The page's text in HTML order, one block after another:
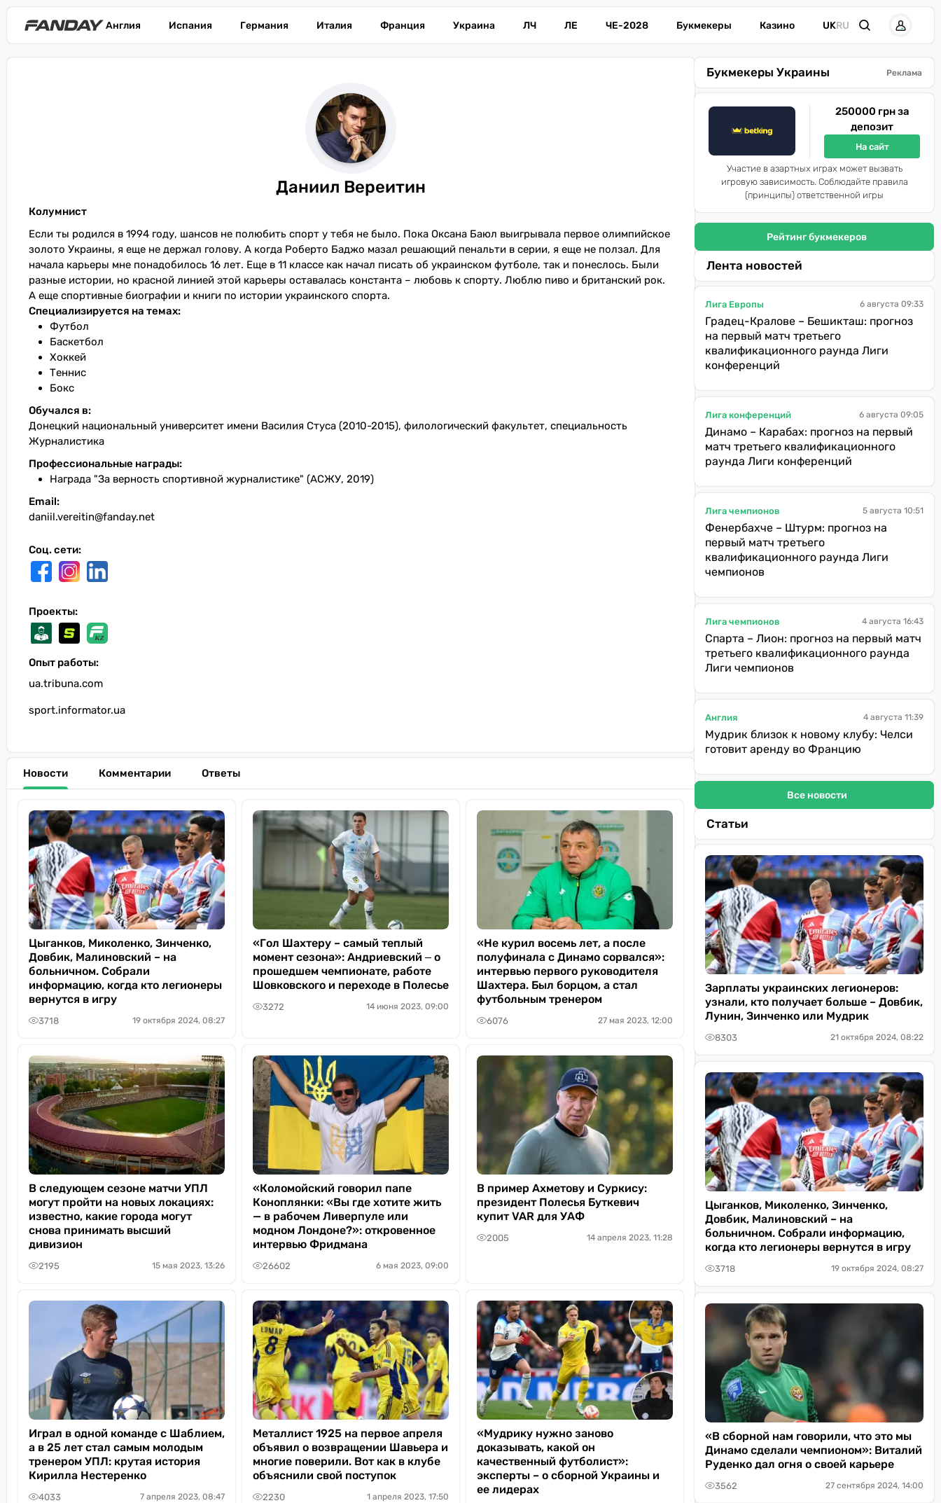
Англия Испания Германия Италия Франция Украина ЛЧ ЛЕ ЧЕ-2028 Букмекеры Казино UKRU
Даниил Вереитин
Колумнист
Если ты родился в 1994 году, шансов не полюбить спорт у тебя не было. Пока Оксана Баюл выигрывала первое олимпийское
золото Украины, я еще не держал голову. А когда Роберто Баджо мазал решающий пенальти в серии, я еще не ползал. Для
начала карьеры мне понадобилось 16 лет. Еще в 11 классе как начал писать об украинском футболе, так и понеслось. Были
разные истории, но красной линией этой карьеры оставалась константа – любовь к спорту. Люблю пиво и британский рок.
А еще спортивные биографии и книги по истории украинского спорта.
Специализируется на темах:
Футбол
Баскетбол
Хоккей
Теннис
Бокс
Обучался в:
Донецкий национальный университет имени Василия Стуса (2010-2015), филологический факультет, специальность
Журналистика
Профессиональные награды:
Награда "За верность спортивной журналистике" (АСЖУ, 2019)
Email:
daniil.vereitin@fanday.net
Соц. сети:
Проекты:
Опыт работы:
ua.tribuna.com
sport.informator.ua
Новости Комментарии Ответы
Цыганков, Миколенко, Зинченко,
Довбик, Малиновский – на
больничном. Собрали
информацию, когда кто легионеры
вернутся в игру
3718 19 октября 2024, 08:27
«Гол Шахтеру – самый теплый
момент сезона»: Андриевский ‒ о
прошедшем чемпионате, работе
Шовковского и переходе в Полесье
3272 14 июня 2023, 09:00
«Не курил восемь лет, а после
полуфинала с Динамо сорвался»:
интервью первого руководителя
Шахтера. Был борцом, а стал
футбольным тренером
6076 27 мая 2023, 12:00
В следующем сезоне матчи УПЛ
могут пройти на новых локациях:
известно, какие города могут
снова принимать высший
дивизион
2195 15 мая 2023, 13:26
«Коломойский говорил папе
Коноплянки: «Вы где хотите жить
— в рабочем Ливерпуле или
модном Лондоне?»: откровенное
интервью Фридмана
26602 6 мая 2023, 09:00
В пример Ахметову и Суркису:
президент Полесья Буткевич
купит VAR для УАФ
2005 14 апреля 2023, 11:28
Играл в одной команде с Шаблием,
а в 25 лет стал самым молодым
тренером УПЛ: крутая история
Кирилла Нестеренко
4033 7 апреля 2023, 08:47
Металлист 1925 на первое апреля
объявил о возвращении Шавьера и
многие поверили. Вот как в клубе
объяснили свой поступок
2230 1 апреля 2023, 17:50
«Мудрику нужно заново
доказывать, какой он
качественный футболист»:
эксперты – о сборной Украины и
ее лидерах
Букмекеры Украины Реклама
250000 грн за
депозит
На сайт
Участие в азартных играх может вызвать
игровую зависимость. Соблюдайте правила
(принципы) ответственной игры
Рейтинг букмекеров
Лента новостей
Лига Европы 6 августа 09:33
Градец-Кралове – Бешикташ: прогноз
на первый матч третьего
квалификационного раунда Лиги
конференций
Лига конференций 6 августа 09:05
Динамо – Карабах: прогноз на первый
матч третьего квалификационного
раунда Лиги конференций
Лига чемпионов 5 августа 10:51
Фенербахче – Штурм: прогноз на
первый матч третьего
квалификационного раунда Лиги
чемпионов
Лига чемпионов 4 августа 16:43
Спарта – Лион: прогноз на первый матч
третьего квалификационного раунда
Лиги чемпионов
Англия 4 августа 11:39
Мудрик близок к новому клубу: Челси
готовит аренду во Францию
Все новости
Статьи
Зарплаты украинских легионеров:
узнали, кто получает больше – Довбик,
Лунин, Зинченко или Мудрик
8303 21 октября 2024, 08:22
Цыганков, Миколенко, Зинченко,
Довбик, Малиновский – на
больничном. Собрали информацию,
когда кто легионеры вернутся в игру
3718 19 октября 2024, 08:27
«В сборной нам говорили, что это мы
Динамо сделали чемпионом»: Виталий
Руденко дал огня о своей карьере
3562 27 сентября 2024, 14:00